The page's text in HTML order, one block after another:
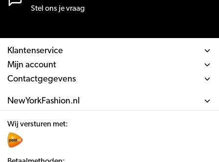
Stel ons je vraag
Klantenservice
Mijn account
Contactgegevens
NewYorkFashion.nl
Wij versturen met: